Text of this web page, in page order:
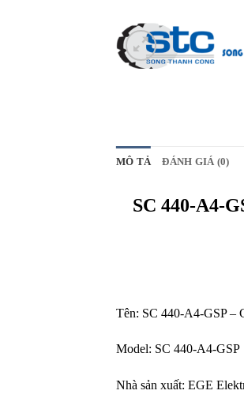
MÔ TẢ ĐÁNH GIÁ (0)
SC 440-A4-
Tên: SC 440-A4-GSP –
Model: SC 440-A4-GSP
Nhà sản xuất: EGE